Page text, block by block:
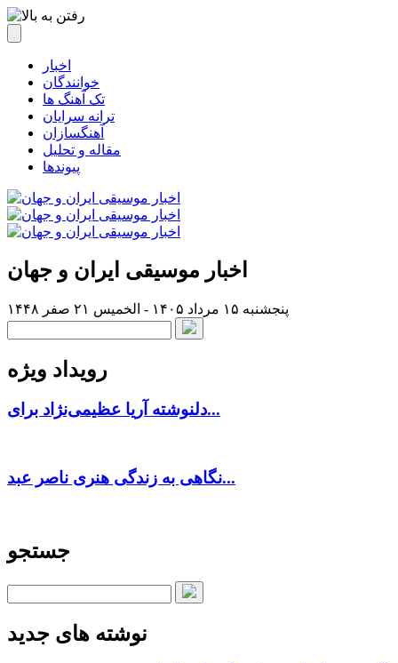
اخبار
خوانندگان
تک آهنگ ها
ترانه سرایان
آهنگسازان
مقاله و تحلیل
پیوندها
اخبار موسیقی ایران و جهان
پنجشنبه ۱۵ مرداد ۱۴۰۵ - الخميس ۲۱ صفر ۱۴۴۸
رویداد ویژه
دلنوشته آریا عظیمی‌نژاد برای...
نگاهی به زندگی هنری ناصر عبد...
جستجو
نوشته های جدید